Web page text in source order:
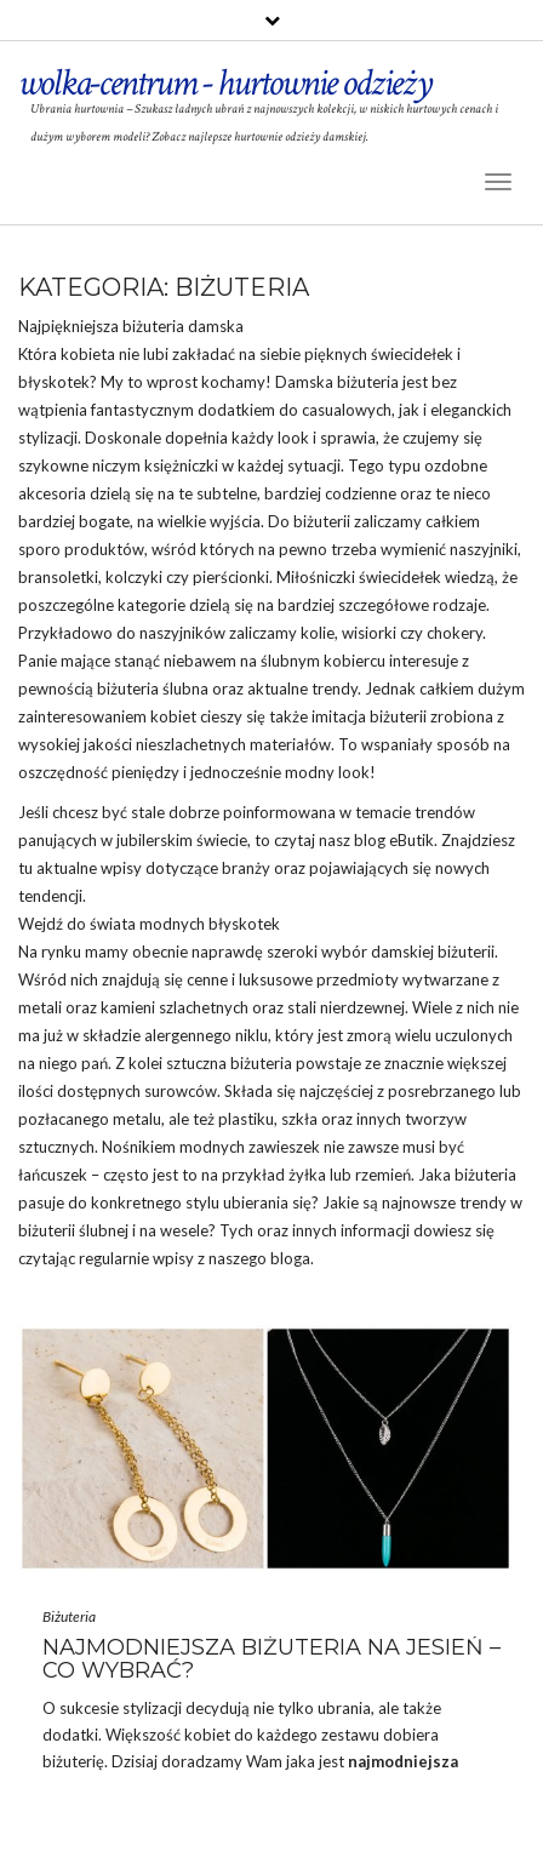
wolka-centrum - hurtownie odzieży
Ubrania hurtownia – Szukasz ładnych ubrań z najnowszych kolekcji, w niskich hurtowych cenach i
dużym wyborem modeli? Zobacz najlepsze hurtownie odzieży damskiej.
KATEGORIA: BIŻUTERIA
Najpiękniejsza biżuteria damska
Która kobieta nie lubi zakładać na siebie pięknych świecidełek i
błyskotek? My to wprost kochamy! Damska biżuteria jest bez
wątpienia fantastycznym dodatkiem do casualowych, jak i eleganckich
stylizacji. Doskonale dopełnia każdy look i sprawia, że czujemy się
szykowne niczym księżniczki w każdej sytuacji. Tego typu ozdobne
akcesoria dzielą się na te subtelne, bardziej codzienne oraz te nieco
bardziej bogate, na wielkie wyjścia. Do biżuterii zaliczamy całkiem
sporo produktów, wśród których na pewno trzeba wymienićnaszyjniki,
bransoletki, kolczyki czypierścionki. Miłośniczki świecidełek wiedzą, że
poszczególne kategorie dzielą się na bardziej szczegółowe rodzaje.
Przykładowo do naszyjników zaliczamy kolie, wisiorki czy chokery.
Panie mające stanąć niebawem na ślubnym kobiercu interesuje z
pewnością biżuteria ślubna oraz aktualnetrendy. Jednak całkiem dużym
zainteresowaniem kobiet cieszy się także imitacja biżuterii zrobiona z
wysokiej jakości nieszlachetnych materiałów. To wspaniały sposób na
oszczędność pieniędzy i jednocześnie modny look!
Jeśli chcesz być stale dobrze poinformowana w temacie trendów
panujących w jubilerskim świecie, to czytaj nasz blog eButik. Znajdziesz
tu aktualne wpisy dotyczące branży oraz pojawiających się nowych
tendencji.
Wejdź do świata modnych błyskotek
Na rynku mamy obecnie naprawdę szeroki wybór damskiej biżuterii.
Wśród nich znajdują się cenne i luksusowe przedmioty wytwarzane z
metali oraz kamieni szlachetnych oraz stali nierdzewnej. Wiele z nich nie
ma już w składzie alergennego niklu, który jest zmorą wielu uczulonych
na niego pań. Z kolei sztuczna biżuteria powstaje ze znacznie większej
ilości dostępnych surowców. Składa się najczęściej z posrebrzanego lub
pozłacanego metalu, ale też plastiku, szkła oraz innych tworzyw
sztucznych. Nośnikiem modnych zawieszek nie zawsze musi być
łańcuszek – często jest to na przykład żyłka lub rzemień. Jaka biżuteria
pasuje do konkretnego stylu ubierania się? Jakie są najnowsze trendy w
biżuterii ślubnej i na wesele? Tych oraz innych informacji dowiesz się
czytając regularnie wpisy z naszego bloga.
Biżuteria
NAJMODNIEJSZA BIŻUTERIA NA JESIEŃ –
CO WYBRAĆ?
O sukcesie stylizacji decydują nie tylko ubrania, ale także
dodatki. Większość kobiet do każdego zestawu dobiera
biżuterię. Dzisiaj doradzamy Wam jaka jest najmodniejsza